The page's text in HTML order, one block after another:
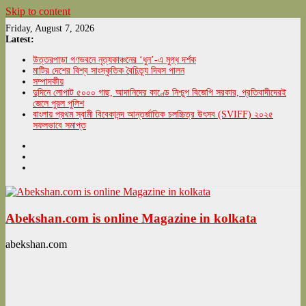
Skip to content
Friday, August 7, 2026
Latest:
উত্তরপাড়া গণভবনে নৃত্যকাঞ্চনের ‘ধুন’-এ মুগ্ধ দর্শক
মাটির দেশের বিশ্ব সাংস্কৃতিক বৈচিত্র্য দিবস পালন
সম্পাদকীয়
দুদিনে লোপাট ৫০০০ গাছ, আদানিদের কাণ্ডে নিশ্চুপ বিজেপি সরকার, প্রতিবাদীদেরই
জেলে পুরল পুলিশ
বাংলায় প্রথম স্বামী বিবেকানন্দ আন্তর্জাতিক চলচ্চিত্র উৎসব (SVIFF) ২০২৫
সফলভাবে সমাপ্ত
Abekshan.com is online Magazine in kolkata
abekshan.com